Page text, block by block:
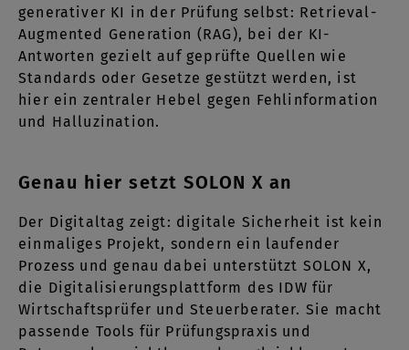
generativer KI in der Prüfung selbst: Retrieval-
Augmented Generation (RAG), bei der KI-
Antworten gezielt auf geprüfte Quellen wie
Standards oder Gesetze gestützt werden, ist
hier ein zentraler Hebel gegen Fehlinformation
und Halluzination.
Genau hier setzt SOLON X an
Der Digitaltag zeigt: digitale Sicherheit ist kein
einmaliges Projekt, sondern ein laufender
Prozess und genau dabei unterstützt SOLON X,
die Digitalisierungsplattform des IDW für
Wirtschaftsprüfer und Steuerberater. Sie macht
passende Tools für Prüfungspraxis und